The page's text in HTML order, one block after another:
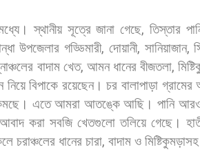
স্থানীয় সূত্রে জানা গেছে, তিস্তার
উপজেলার গড্ডিমারী, দোয়ানী, সানিয়াজান,
বাদাম খেত, আমন ধানের বীজতলা,
নিয়ে বিপাকে রয়েছেন। চর বালাপাড়া গ্রামের
এতে আমরা আতঙ্কে আছি। পানি
আবাদ করা সবজি খেতগুলো তলিয়ে গেছে।
চরাঞ্চলের ধানের চারা, বাদাম ও মিষ্টিকুমড়াসহ